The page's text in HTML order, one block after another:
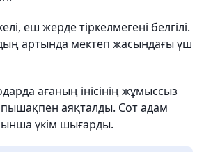
еш жерде тіркелмегені белгілі.
артында мектеп жасындағы үш
ағаның інісінің жұмыссыз
пышақпен аяқталды. Сот адам
үкім шығарды.